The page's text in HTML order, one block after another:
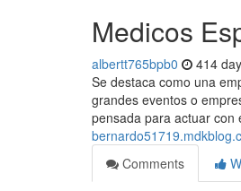
Medicos
albertt765bpb0 414
Se destaca como una
grandes eventos o
pensada para actuar con
Comments